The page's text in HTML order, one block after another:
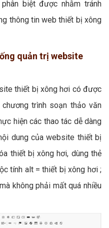
biệt được nhằm tránh
thông tin web thiết bị xông
quản trị website
thiết bị xông hơi có được
trình soạn thảo văn
hiện các thao tác dễ dàng
dung của website thiết bị
thiết bị xông hơi, dùng thẻ
tính alt = thiết bị xông hơi ;
không phải mất quá nhiều